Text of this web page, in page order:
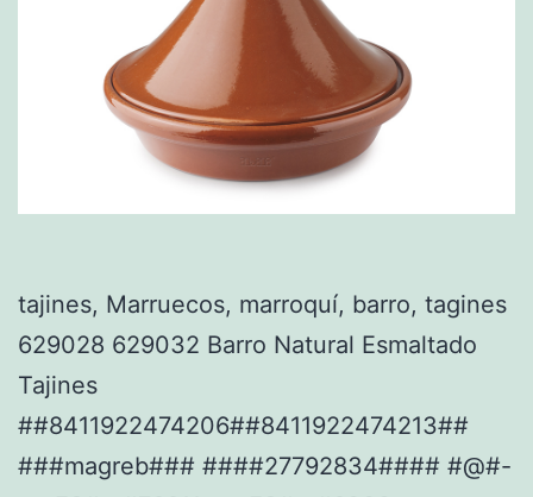
tajines, Marruecos, marroquí, barro, tagines
629028 629032 Barro Natural Esmaltado
Tajines
##8411922474206##8411922474213##
###magreb### ####27792834#### #@#-